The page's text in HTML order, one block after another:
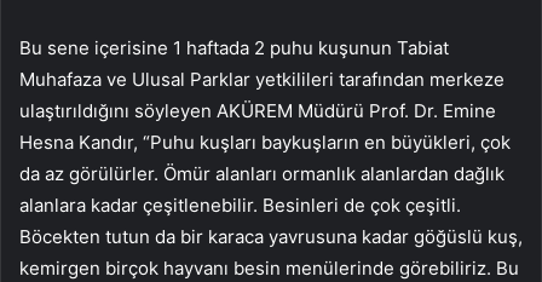
Bu sene içerisine 1 haftada 2 puhu kuşunun Tabiat
Muhafaza ve Ulusal Parklar yetkilileri tarafından merkeze
ulaştırıldığını söyleyen AKÜREM Müdürü Prof. Dr. Emine
Hesna Kandır, “Puhu kuşları baykuşların en büyükleri, çok
da az görülürler. Ömür alanları ormanlık alanlardan dağlık
alanlara kadar çeşitlenebilir. Besinleri de çok çeşitli.
Böcekten tutun da bir karaca yavrusuna kadar göğüslü kuş,
kemirgen birçok hayvanı besin menülerinde görebiliriz. Bu